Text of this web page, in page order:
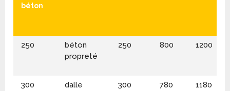
béton
250
béton
propreté
250 800 1200
300
dalle
300 780 1180